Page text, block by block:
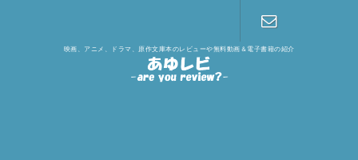
映画、アニメ、ドラマ、原作文庫本のレビューや無料動画＆電子書籍の紹介